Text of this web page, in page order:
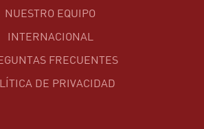
NUESTRO EQUIPO
INTERNACIONAL
FRECUENTES
DE PRIVACIDAD